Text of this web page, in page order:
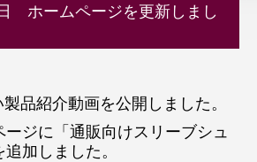
ホームページを更新しまし
品紹介動画を公開しました。
ージに「通販向けスリーブシュ
加しました。